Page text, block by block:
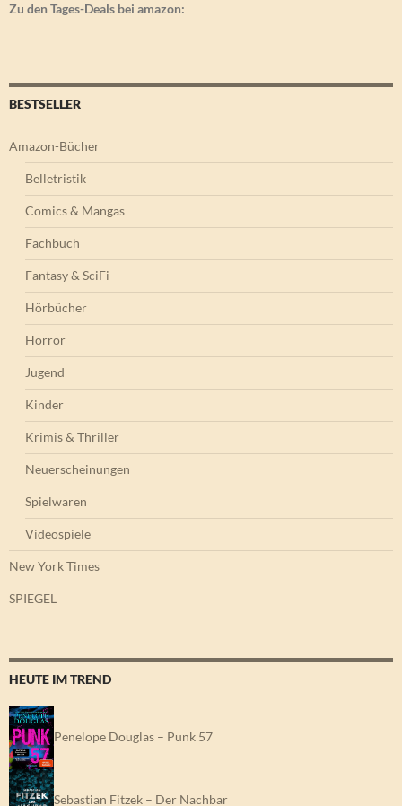
Zu den Tages-Deals bei amazon:
BESTSELLER
Amazon-Bücher
Belletristik
Comics & Mangas
Fachbuch
Fantasy & SciFi
Hörbücher
Horror
Jugend
Kinder
Krimis & Thriller
Neuerscheinungen
Spielwaren
Videospiele
New York Times
SPIEGEL
HEUTE IM TREND
Penelope Douglas – Punk 57
Sebastian Fitzek – Der Nachbar